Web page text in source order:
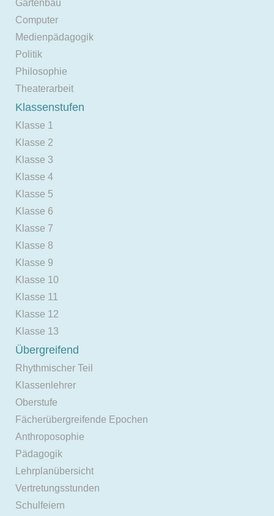
Gartenbau
Computer
Medienpädagogik
Politik
Philosophie
Theaterarbeit
Klassenstufen
Klasse 1
Klasse 2
Klasse 3
Klasse 4
Klasse 5
Klasse 6
Klasse 7
Klasse 8
Klasse 9
Klasse 10
Klasse 11
Klasse 12
Klasse 13
Übergreifend
Rhythmischer Teil
Klassenlehrer
Oberstufe
Fächerübergreifende Epochen
Anthroposophie
Pädagogik
Lehrplanübersicht
Vertretungsstunden
Schulfeiern